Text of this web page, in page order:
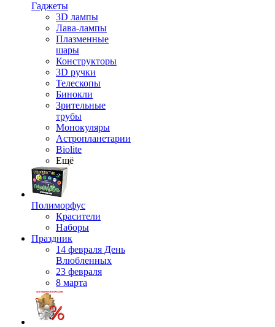
Гаджеты
3D лампы
Лава-лампы
Плазменные
шары
Конструкторы
3D ручки
Телескопы
Бинокли
Зрительные
трубы
Монокуляры
Астропланетарии
Biolite
Ещё
Полиморфус
Красители
Наборы
Праздник
14 февраля День
Влюбленных
23 февраля
8 марта